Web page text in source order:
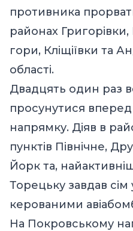
противника
районах Григорівки,
гори, Кліщіївки та
області.
Двадцять один раз
просунутися
напрямку. Діяв в
пунктів Північне,
Йорк та,
Торецьку завдав
керованими
На Покровському